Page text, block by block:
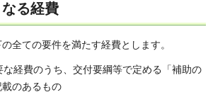
る経費
全ての要件を満たす経費とします。
経費のうち、交付要綱等で定める「補助の
のあるもの